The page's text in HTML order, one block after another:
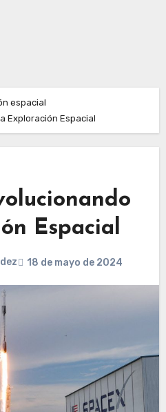
espacial
Exploración Espacial
Espacial
18 de mayo de 2024